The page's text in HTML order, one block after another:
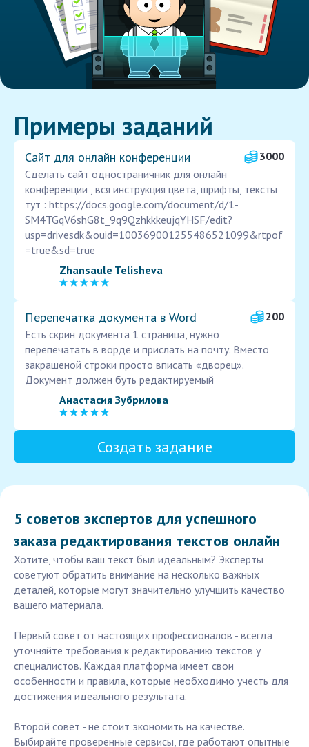
Примеры заданий
Сайт для онлайн конференции
3000
Сделать сайт одностраничник для онлайн
конференции , вся инструкция цвета, шрифты, тексты
тут : https://docs.google.com/document/d/1-
SM4TGqV6shG8t_9q9QzhkkkeujqYHSF/edit?
usp=drivesdk&ouid=100369001255486521099&rtpof
=true&sd=true
Zhansaule Telisheva
Перепечатка документа в Word
200
Есть скрин документа 1 страница, нужно
перепечатать в ворде и прислать на почту. Вместо
закрашеной строки просто вписать «дворец».
Документ должен буть редактируемый
Анастасия Зубрилова
Создать задание
5 советов экспертов для успешного
заказа редактирования текстов онлайн
Хотите, чтобы ваш текст был идеальным? Эксперты
советуют обратить внимание на несколько важных
деталей, которые могут значительно улучшить качество
вашего материала.
Первый совет от настоящих профессионалов - всегда
уточняйте требования к редактированию текстов у
специалистов. Каждая платформа имеет свои
особенности и правила, которые необходимо учесть для
достижения идеального результата.
Второй совет - не стоит экономить на качестве.
Выбирайте проверенные сервисы, где работают опытные